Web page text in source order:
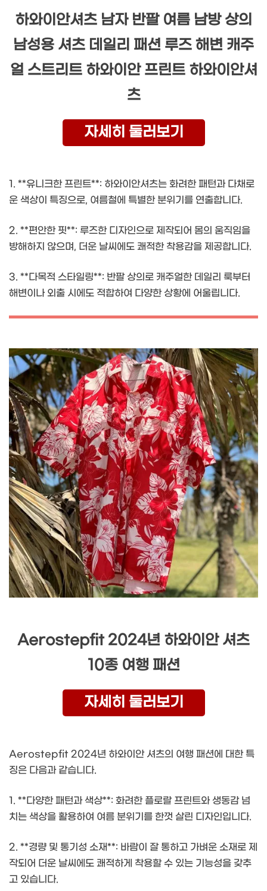
하와이안셔츠 남자 반팔 여름 남방 상의
남성용 셔츠 데일리 패션 루즈 해변 캐주
얼 스트리트 하와이안 프린트 하와이안셔
츠
자세히 둘러보기
1. **유니크한 프린트**: 하와이안셔츠는 화려한 패턴과 다채로
운 색상이 특징으로, 여름철에 특별한 분위기를 연출합니다.
2. **편안한 핏**: 루즈한 디자인으로 제작되어 몸의 움직임을
방해하지 않으며, 더운 날씨에도 쾌적한 착용감을 제공합니다.
3. **다목적 스타일링**: 반팔 상의로 캐주얼한 데일리 룩부터
해변이나 외출 시에도 적합하여 다양한 상황에 어울립니다.
Aerostepfit 2024년 하와이안 셔츠
10종 여행 패션
자세히 둘러보기
Aerostepfit 2024년 하와이안 셔츠의 여행 패션에 대한 특
징은 다음과 같습니다.
1. **다양한 패턴과 색상**: 화려한 플로랄 프린트와 생동감 넘
치는 색상을 활용하여 여름 분위기를 한껏 살린 디자인입니다.
2. **경량 및 통기성 소재**: 바람이 잘 통하고 가벼운 소재로 제
작되어 더운 날씨에도 쾌적하게 착용할 수 있는 기능성을 갖추
고 있습니다.